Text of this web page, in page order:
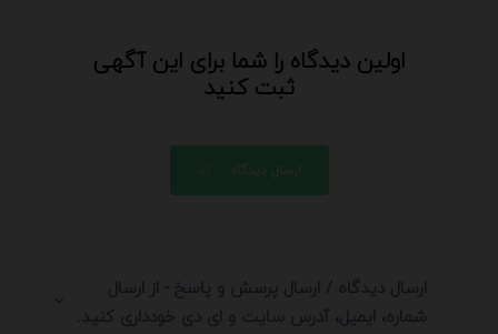
اولین دیدگاه را شما برای این آگهی
ثبت کنید
ارسال دیدگاه
ارسال دیدگاه / ارسال پرسش و پاسخ - از ارسال
شماره، ایمیل، آدرس سایت و ای دی خودداری کنید.